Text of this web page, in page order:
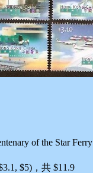
of the Star Ferry
$5)，共 $11.9